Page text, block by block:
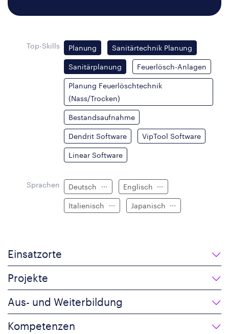
Top-Skills Planung Sanitärtechnik Planung
Sanitärplanung Feuerlösch-Anlagen
Planung Feuerlöschtechnik
(Nass/Trocken)
Bestandsaufnahme
Dendrit Software VipTool Software
Linear Software
Sprachen Deutsch Englisch
Italienisch Japanisch
Einsatzorte
Projekte
Aus- und Weiterbildung
Kompetenzen